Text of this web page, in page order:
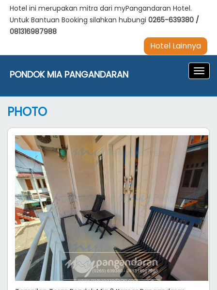
Hotel ini merupakan mitra dari myPangandaran Hotel.
Untuk Bantuan Booking silahkan hubungi 0265-639380 /
081316987988
Hotel Lainnya
PONDOK MIA PANGANDARAN
PHOTO